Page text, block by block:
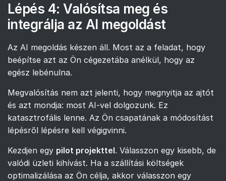
Lépés 4: Valósítsa meg és
integrálja az AI megoldást
Az AI megoldás készen áll. Most az a feladat, hogy
beépítse azt az Ön cégezetába anélkül, hogy az
egész lebénulna.
Megvalósítás nem azt jelenti, hogy megnyitja az ajtót
és azt mondja: most AI-vel dolgozunk. Ez
katasztrofális lenne. Az Ön csapatának a módosítást
lépésről lépésre kell végigvinni.
Kezdjen egy pilot projekttel. Válasszon egy kisebb, de
valódi üzleti kihívást. Ha a szállítási költségek
optimalizálása az Ön célja, akkor válasszon egy